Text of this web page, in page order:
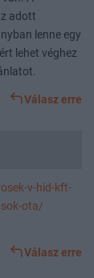
adott
lenne egy
lehet véghez
Válasz erre
v-hid-kft-
ota/
Válasz erre